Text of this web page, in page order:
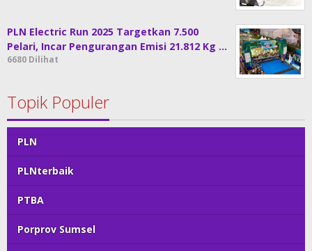
PLN Electric Run 2025 Targetkan 7.500
Pelari, Incar Pengurangan Emisi 21.812 Kg …
6680 Dilihat
Topik Populer
PLN
PLNterbaik
PTBA
Porprov Sumsel